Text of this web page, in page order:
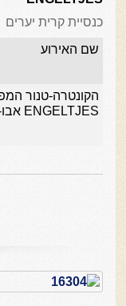
כנסיית קרית יערים
שם האירוע
ENGELTJES אבו- גוש – כרטיסים